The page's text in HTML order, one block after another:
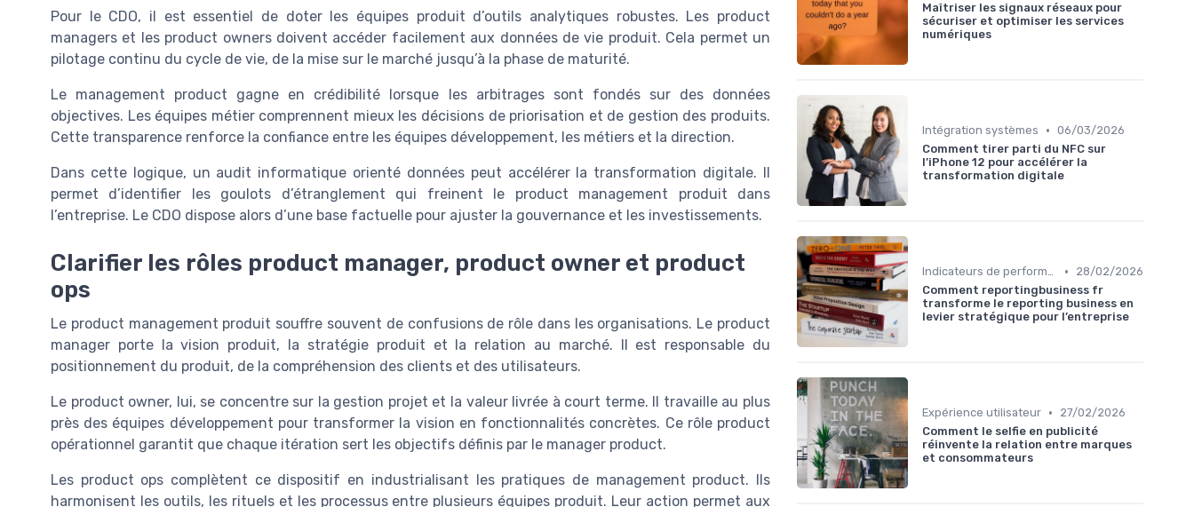
Pour le CDO, il est essentiel de doter les équipes produit d’outils analytiques robustes. Les product
managers et les product owners doivent accéder facilement aux données de vie produit. Cela permet un
pilotage continu du cycle de vie, de la mise sur le marché jusqu’à la phase de maturité.
Le management product gagne en crédibilité lorsque les arbitrages sont fondés sur des données
objectives. Les équipes métier comprennent mieux les décisions de priorisation et de gestion des produits.
Cette transparence renforce la confiance entre les équipes développement, les métiers et la direction.
Dans cette logique, un audit informatique orienté données peut accélérer la transformation digitale. Il
permet d’identifier les goulots d’étranglement qui freinent le product management produit dans
l’entreprise. Le CDO dispose alors d’une base factuelle pour ajuster la gouvernance et les investissements.
Clarifier les rôles product manager, product owner et product
ops
Le product management produit souffre souvent de confusions de rôle dans les organisations. Le product
manager porte la vision produit, la stratégie produit et la relation au marché. Il est responsable du
positionnement du produit, de la compréhension des clients et des utilisateurs.
Le product owner, lui, se concentre sur la gestion projet et la valeur livrée à court terme. Il travaille au plus
près des équipes développement pour transformer la vision en fonctionnalités concrètes. Ce rôle product
opérationnel garantit que chaque itération sert les objectifs définis par le manager product.
Les product ops complètent ce dispositif en industrialisant les pratiques de management product. Ils
harmonisent les outils, les rituels et les processus entre plusieurs équipes produit. Leur action permet aux
Maîtriser les signaux réseaux pour
sécuriser et optimiser les services
numériques
Intégration systèmes • 06/03/2026
Comment tirer parti du NFC sur
l’iPhone 12 pour accélérer la
transformation digitale
Indicateurs de performance •
28/02/2026
Comment reportingbusiness fr
transforme le reporting business en
levier stratégique pour l’entreprise
Expérience utilisateur •
27/02/2026
Comment le selfie en publicité
réinvente la relation entre marques
et consommateurs